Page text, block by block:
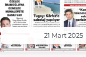
21 Mart 2025